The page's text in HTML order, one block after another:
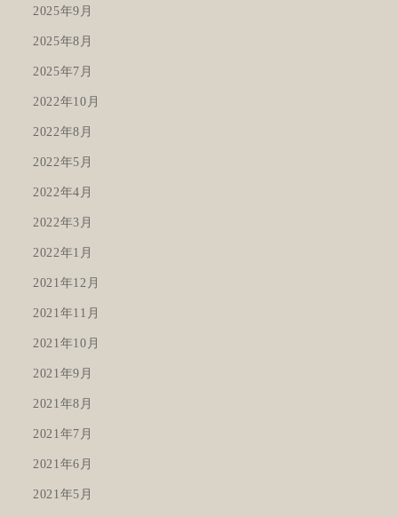
2025年9月
2025年8月
2025年7月
2022年10月
2022年8月
2022年5月
2022年4月
2022年3月
2022年1月
2021年12月
2021年11月
2021年10月
2021年9月
2021年8月
2021年7月
2021年6月
2021年5月